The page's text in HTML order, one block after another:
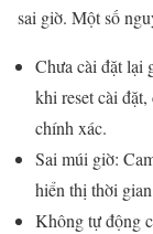
sai giờ. Một số
Chưa cài đặt lại
khi reset cài
chính xác.
Sai múi giờ:
hiển thị thời
Không tự động